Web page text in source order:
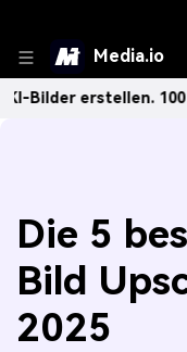
Media.io
100 %
Die 5
Bild
2025